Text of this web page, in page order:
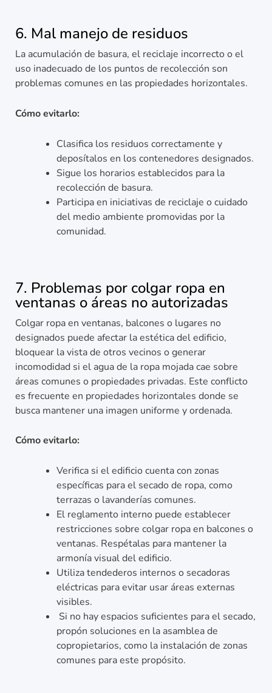
6. Mal manejo de residuos
La acumulación de basura, el reciclaje incorrecto o el
uso inadecuado de los puntos de recolección son
problemas comunes en las propiedades horizontales.
Cómo evitarlo:
Clasifica los residuos correctamente y
deposítalos en los contenedores designados.
Sigue los horarios establecidos para la
recolección de basura.
Participa en iniciativas de reciclaje o cuidado
del medio ambiente promovidas por la
comunidad.
7. Problemas por colgar ropa en
ventanas o áreas no autorizadas
Colgar ropa en ventanas, balcones o lugares no
designados puede afectar la estética del edificio,
bloquear la vista de otros vecinos o generar
incomodidad si el agua de la ropa mojada cae sobre
áreas comunes o propiedades privadas. Este conflicto
es frecuente en propiedades horizontales donde se
busca mantener una imagen uniforme y ordenada.
Cómo evitarlo:
Verifica si el edificio cuenta con zonas
específicas para el secado de ropa, como
terrazas o lavanderías comunes.
El reglamento interno puede establecer
restricciones sobre colgar ropa en balcones o
ventanas. Respétalas para mantener la
armonía visual del edificio.
Utiliza tendederos internos o secadoras
eléctricas para evitar usar áreas externas
visibles.
Si no hay espacios suficientes para el secado,
propón soluciones en la asamblea de
copropietarios, como la instalación de zonas
comunes para este propósito.